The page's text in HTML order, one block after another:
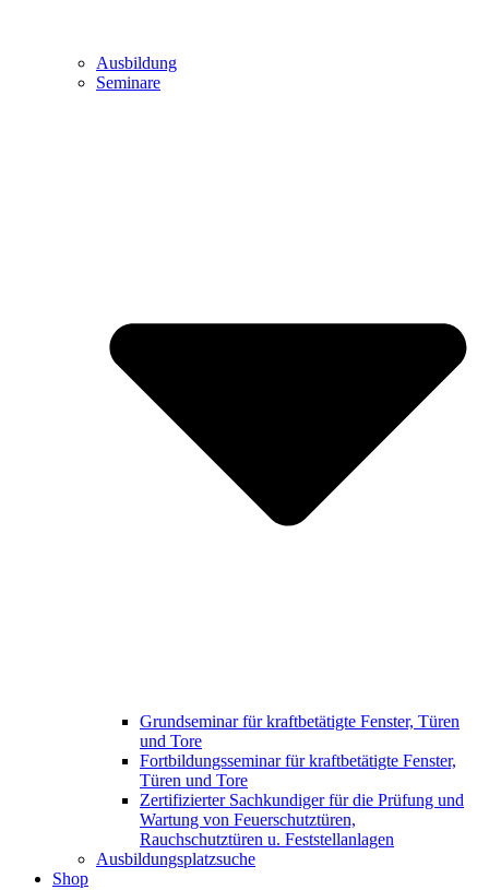
Ausbildung
Seminare
Grundseminar für kraftbetätigte Fenster, Türen
und Tore
Fortbildungsseminar für kraftbetätigte Fenster,
Türen und Tore
Zertifizierter Sachkundiger für die Prüfung und
Wartung von Feuerschutztüren,
Rauchschutztüren u. Feststellanlagen
Ausbildungsplatzsuche
Shop